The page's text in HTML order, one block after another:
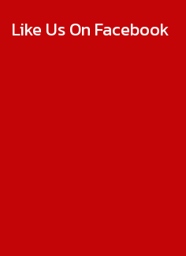
Like Us On Facebook